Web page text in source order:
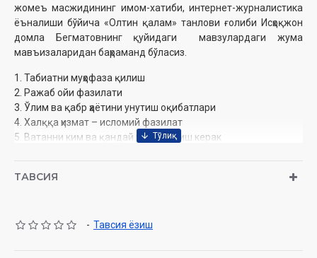
жомеъ масжидининг имом-хатиби, интернет-журналистика
ёъналиши бўйича «Олтин қалам» танлови ғолиби Исҳоқжон
домла Бегматовнинг қуйидаги мавзулардаги жума
мавъизаларидан баҳраманд бўласиз.
1. Табиатни муҳофаза қилиш
2. Ражаб ойи фазилати
3. Ўлим ва қабр ҳаётини унутиш оқибатлари
4. Халққа ҳизмат – исломий фазилат
5. Ватанни ким ва қандай ҳимоя қилиш керак
8. Ислом нигоҳида аёллар: Ҳафса онамиз тимсолларида
10. Совчилик ҳақида
ТАВСИЯ
- Тавсия ёзиш